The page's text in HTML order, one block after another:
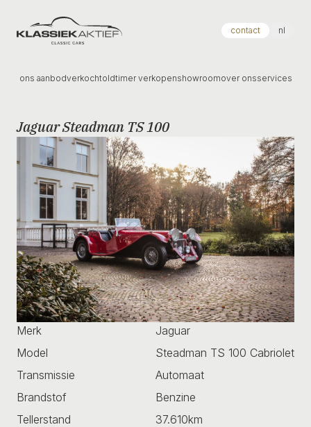
Klassiek Aktief contact nl
ons aanbodverkochtoldtimer verkopenshowroomover onsservices
Jaguar Steadman TS 100
Merk
Jaguar
Model
Steadman TS 100 Cabriolet
Transmissie
Automaat
Brandstof
Benzine
Tellerstand
37.610km